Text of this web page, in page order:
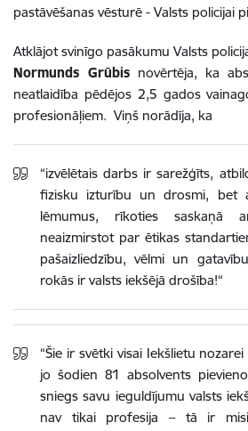
pastāvēšanas vēsturē - Valsts policijai
Atklājot svinīgo pasākumu Valsts
Normunds Grūbis novērtēja, ka
neatlaidība pēdējos 2,5 gados
profesionāļiem. Viņš norādīja, ka
“izvēlētais darbs ir sarežģīts,
fizisku izturību un drosmi, bet
lēmumus, rīkoties saskaņā
neaizmirstot par ētikas
pašaizliedzību, vēlmi un
rokās ir valsts iekšējā drošība!“
“Šie ir svētki visai Iekšlietu
jo šodien 81 absolvents
sniegs savu ieguldījumu valsts
nav tikai profesija – tā ir